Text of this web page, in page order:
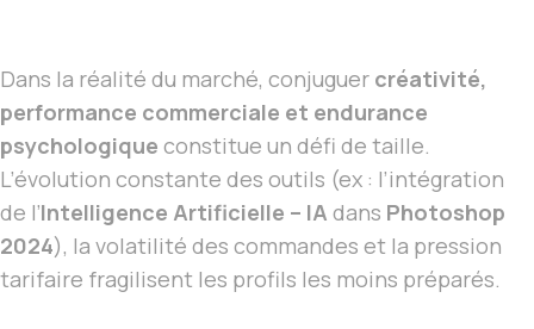
Dans la réalité du marché, conjuguer créativité,
performance commerciale et endurance
psychologique constitue un défi de taille.
L’évolution constante des outils (ex : l’intégration
de l’Intelligence Artificielle – IA dans Photoshop
2024), la volatilité des commandes et la pression
tarifaire fragilisent les profils les moins préparés.